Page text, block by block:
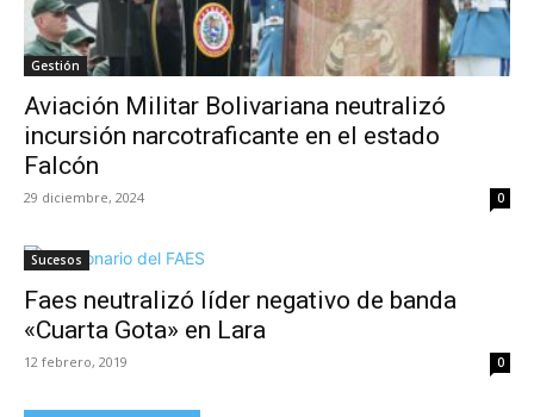
Gestión
Aviación Militar Bolivariana neutralizó
incursión narcotraficante en el estado
Falcón
29 diciembre, 2024 0
Sucesos
Faes neutralizó líder negativo de banda
«Cuarta Gota» en Lara
12 febrero, 2019 0